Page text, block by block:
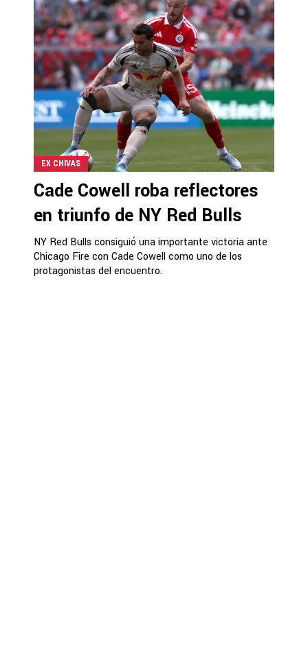
EX CHIVAS
Cade Cowell roba reflectores
en triunfo de NY Red Bulls
NY Red Bulls consiguió una importante victoria ante
Chicago Fire con Cade Cowell como uno de los
protagonistas del encuentro.